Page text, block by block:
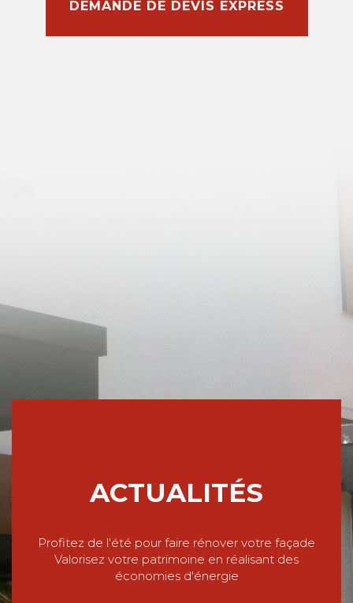
DEMANDE DE DEVIS EXPRESS
ACTUALITÉS
Profitez de l'été pour faire rénover votre façade
Valorisez votre patrimoine en réalisant des
économies d'énergie